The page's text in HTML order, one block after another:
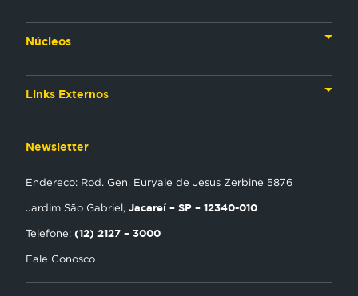
Núcleos
Links Externos
Encontre uma Igreja
Newsletter
Endereço: Rod. Gen. Euryale de Jesus Zerbine 5876
Jardim São Gabriel, Jacareí – SP – 12340-010
Telefone: (12) 2127 – 3000
Fale Conosco